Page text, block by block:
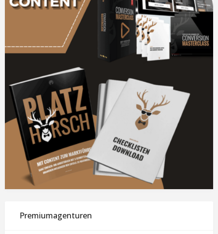
Premiumagenturen